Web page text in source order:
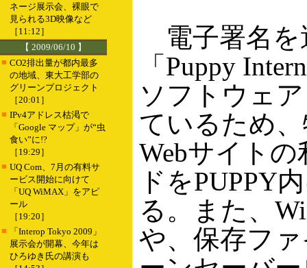
ネージ展示会、裸眼で
見られる3D映像など
［11:12］
【 2009/06/10 】
■ CO2排出量が都内最多
の地域、東大工学部の
グリーンプロジェクト
［20:01］
■ IPv4アドレス枯渇で
「Google マップ」が“虫
食い”に!?
［19:29］
■ UQ Com、7月の有料サ
ービス開始に向けて
「UQ WiMAX」をアピ
ール
［19:20］
■
「Interop Tokyo 2009」
展示会が開幕、今年は
ひろゆき氏の講演も
電子署名を
「Puppy
ソフトウェ
ているため
Webサイト
ドをPUPPY
る。また、
や、保存フ